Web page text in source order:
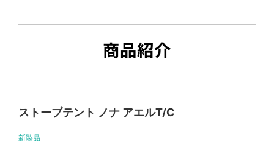
商品紹介
ストーブテント ノナ アエルT/C
新製品